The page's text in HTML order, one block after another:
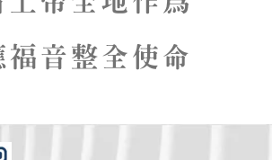
福音整全使命